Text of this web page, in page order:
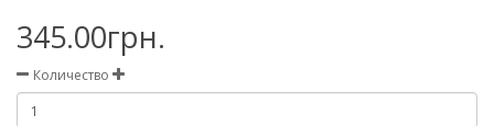
345.00грн.
Количество